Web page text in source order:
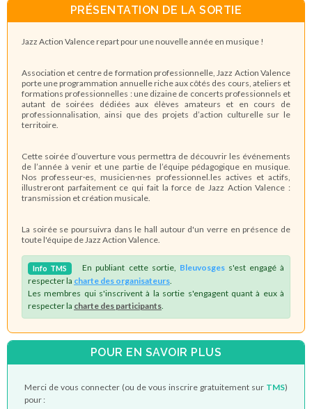
PRÉSENTATION DE LA SORTIE
Jazz Action Valence repart pour une nouvelle année en musique !
Association et centre de formation professionnelle, Jazz Action Valence
porte une programmation annuelle riche aux côtés des cours, ateliers et
formations professionnelles : une dizaine de concerts professionnels et
autant de soirées dédiées aux élèves amateurs et en cours de
professionnalisation, ainsi que des projets d’action culturelle sur le
territoire.
Cette soirée d’ouverture vous permettra de découvrir les événements
de l’année à venir et une partie de l’équipe pédagogique en musique.
Nos professeur·es, musicien·nes professionnel.les actives et actifs,
illustreront parfaitement ce qui fait la force de Jazz Action Valence :
transmission et création musicale.
La soirée se poursuivra dans le hall autour d'un verre en présence de
toute l'équipe de Jazz Action Valence.
Info TMS En publiant cette sortie, Bleuvosgess'est engagé à
respecter la charte des organisateurs
Les membres qui s'inscrivent à la sortie s'engagent quant à eux à
respecter la charte des participants
POUR EN SAVOIR PLUS
Merci de vous connecter (ou de vous inscrire gratuitement sur TMS)
pour :